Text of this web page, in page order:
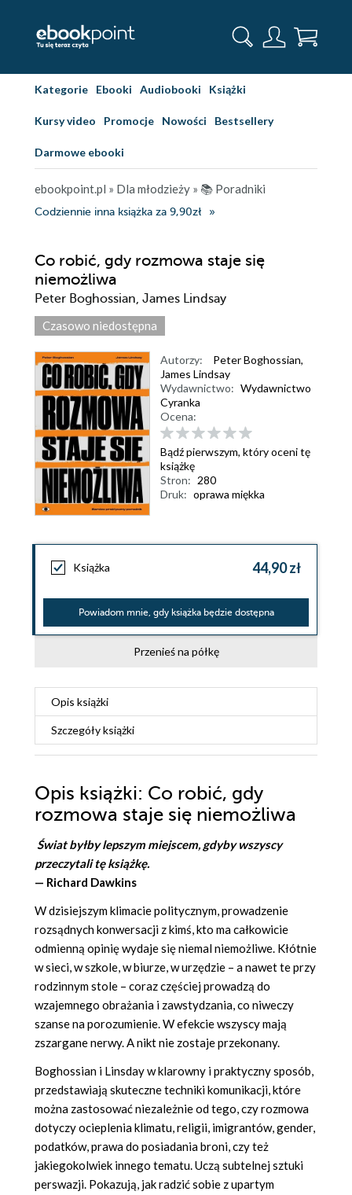
Kategorie Ebooki Audiobooki Książki
Kursy video Promocje Nowości Bestsellery
Darmowe ebooki
ebookpoint.pl » Dla młodzieży » 📚 Poradniki
Codziennie inna książka za 9,90zł
Co robić, gdy rozmowa staje się
niemożliwa
Peter Boghossian, James Lindsay
Czasowo niedostępna
Autorzy: Peter Boghossian,
James Lindsay
Wydawnictwo: Wydawnictwo
Cyranka
Ocena:
Bądź pierwszym, który oceni tę
książkę
Stron: 280
Druk: oprawa miękka
Książka 44,90 zł
Powiadom mnie, gdy książka będzie dostępna
Przenieś na półkę
Opis książki
Szczegółyksiążki
Opis książki: Co robić, gdy
rozmowa staje się niemożliwa
Świat byłby lepszym miejscem, gdyby wszyscy
przeczytali tę książkę.
— Richard Dawkins
W dzisiejszym klimacie politycznym, prowadzenie
rozsądnych konwersa­cji z kimś, kto ma całkowicie
odmienną opinię wydaje się niemal niemoż­liwe. Kłótnie
w sieci, w szkole, w biurze, w urzędzie – a nawet te przy
rodzinnym stole – coraz częściej prowadzą do
wzajemnego obrażania i za­wstydzania, co niweczy
szanse na porozumienie. W efekcie wszyscy mają
zszargane nerwy. A nikt nie zostaje przekonany.
Boghossian i Linsday w klarowny i praktyczny sposób,
przedstawiają sku­teczne techniki komunikacji, które
można zastosować niezależnie od tego, czy rozmowa
dotyczy ocieplenia klimatu, religii, imigrantów, gen­der,
podatków, prawa do posiadania broni, czy też
jakiegokolwiek innego tematu. Uczą subtelnej sztuki
perswazji. Pokazują, jak radzić sobie z upar­tym